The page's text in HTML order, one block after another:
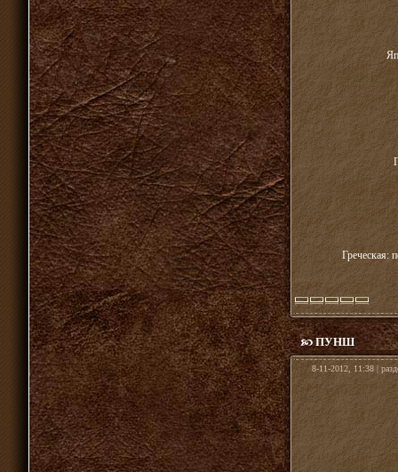
Греческая:
ПУНШ
8-11-2012, 11:38 |